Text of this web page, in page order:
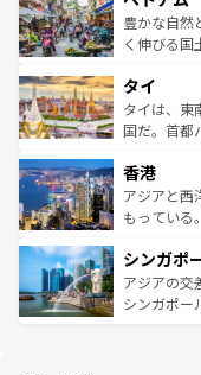
照してほし
できる。そ
まで、さま
リティに包
覧を参照し
豊かな自然
く伸びる国
急速な発展
ーチミン市
醸し出して
とつ。フォ
ひ現地で味
が旅行者を
参照してほ
タイ
タイは、東
国だ。首都
の活気が交
帯で自然と
いビーチで
激する。気
が待ってい
た文化、そ
香港
アジアと西
もっている
み、どこを
ており、効
うな絶景か
シンガポ
アジアの交
シンガポー